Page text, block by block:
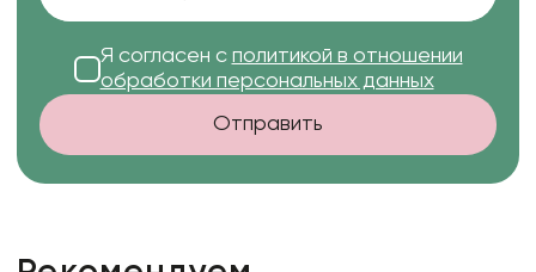
Я согласен с политикой в отношении
обработки персональных данных
Отправить